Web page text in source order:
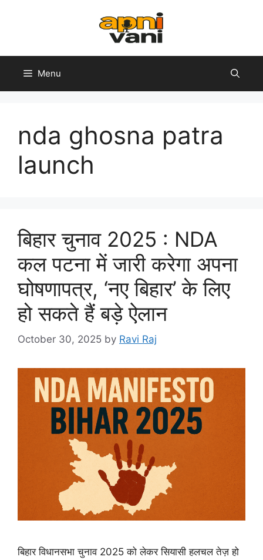
Menu
nda ghosna patra
launch
बिहार चुनाव 2025 : NDA
कल पटना में जारी करेगा अपना
घोषणापत्र, ‘नए बिहार’ के लिए
हो सकते हैं बड़े ऐलान
October 30, 2025 by Ravi Raj
बिहार विधानसभा चुनाव 2025 को लेकर सियासी हलचल तेज़ हो